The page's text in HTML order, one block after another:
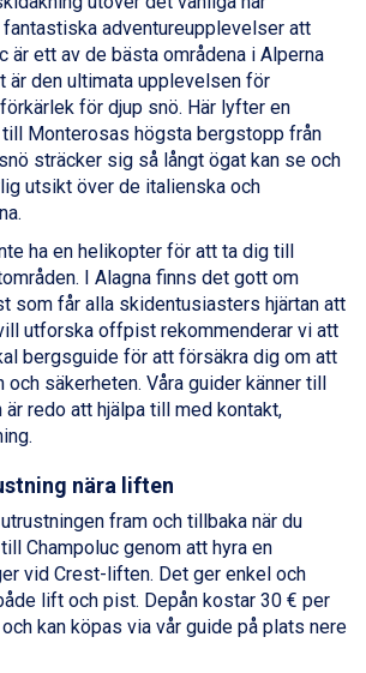
6.295 kr.
kr.
7.195 kr.
från 7.395 kr.
från 6.145 kr.
kr.
6.295 kr.
kr.
8.245 kr.
från 5.895 kr.
kr.
9.445 kr.
från 8.595 kr.
5.945 kr.
6.945 kr.
9.645 kr.
kr.
7.095 kr.
8.395 kr.
11.245 kr.
6.295 kr.
kr.
7.195 kr.
från 7.395 kr.
fantastiska adventureupplevelser att
är ett av de bästa områdena i Alperna
är den ultimata upplevelsen för
för djup snö. Här lyfter en
Monterosas högsta bergstopp från
sträcker sig så långt ögat kan se och
utsikt över de italienska och
ha en helikopter för att ta dig till
I Alagna finns det gott om
som får alla skidentusiasters hjärtan att
utforska offpist rekommenderar vi att
bergsguide för att försäkra dig om att
och säkerheten. Våra guider känner till
redo att hjälpa till med kontakt,
nära liften
fram och tillbaka när du
Champoluc genom att hyra en
vid Crest-liften. Det ger enkel och
lift och pist. Depån kostar 30 € per
kan köpas via vår guide på plats nere